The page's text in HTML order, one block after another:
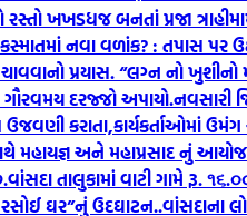
ખખડધજ બનતાં પ્રજા
નવા વળાંક? : તપાસ
પ્રયાસ. “લગ્ન નો ખુશીનો
ગૌરવમય દરજ્જો અપાયો.નવસારી
કરાતા,કાર્યકર્તાઓમાં
મહાયજ્ઞ અને મહાપ્રસાદ નું
વાંસદા તાલુકામાં વાટી ગામે રૂ.
રસોઈ ઘર”નું ઉદઘાટન..વાંસદાના